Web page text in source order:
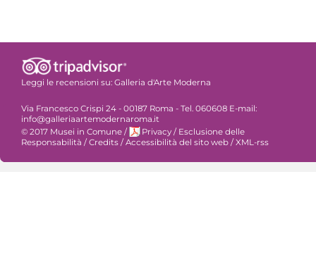
Leggi le recensioni su: Galleria d'Arte Moderna
Via Francesco Crispi 24 - 00187 Roma - Tel. 060608 E-mail:
info@galleriaartemodernaroma.it
© 2017 Musei in Comune / Privacy / Esclusione delle
Responsabilità / Credits / Accessibilità del sito web / XML-rss